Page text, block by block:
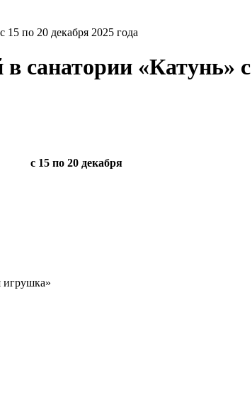
15 по 20 декабря 2025 года
санатории «Катунь»
с 15 по 20 декабря
игрушка»